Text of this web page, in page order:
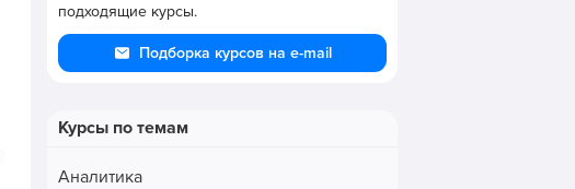
подходящие курсы.
Подборка курсов на e-mail
Курсы по темам
Аналитика